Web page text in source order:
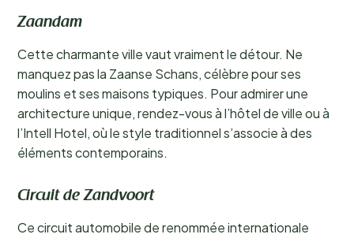
Zaandam
Cette charmante ville vaut vraiment le détour. Ne
manquez pas la Zaanse Schans, célèbre pour ses
moulins et ses maisons typiques. Pour admirer une
architecture unique, rendez-vous à l’hôtel de ville ou à
l’Intell Hotel, où le style traditionnel s’associe à des
éléments contemporains.
Circuit de Zandvoort
Ce circuit automobile de renommée internationale